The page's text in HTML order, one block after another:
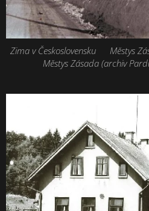
Zima v Československu 📍Městys
📷Městys Zásada (archiv